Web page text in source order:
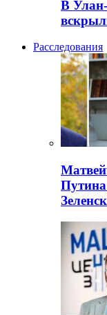
В
Расследования